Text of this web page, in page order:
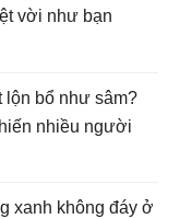
vời như bạn
lộn bổ như sâm?
nhiều người
xanh không đáy ở